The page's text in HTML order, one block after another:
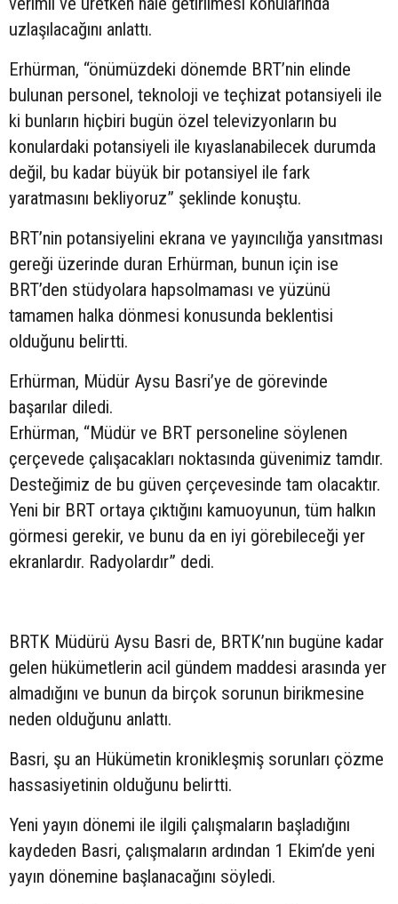
uzlaşılacağını anlattı.
Erhürman, “önümüzdeki dönemde BRT’nin elinde
bulunan personel, teknoloji ve teçhizat potansiyeli ile
ki bunların hiçbiri bugün özel televizyonların bu
konulardaki potansiyeli ile kıyaslanabilecek durumda
değil, bu kadar büyük bir potansiyel ile fark
yaratmasını bekliyoruz” şeklinde konuştu.
BRT’nin potansiyelini ekrana ve yayıncılığa yansıtması
gereği üzerinde duran Erhürman, bunun için ise
BRT’den stüdyolara hapsolmaması ve yüzünü
tamamen halka dönmesi konusunda beklentisi
olduğunu belirtti.
Erhürman, Müdür Aysu Basri’ye de görevinde
başarılar diledi.
Erhürman, “Müdür ve BRT personeline söylenen
çerçevede çalışacakları noktasında güvenimiz tamdır.
Desteğimiz de bu güven çerçevesinde tam olacaktır.
Yeni bir BRT ortaya çıktığını kamuoyunun, tüm halkın
görmesi gerekir, ve bunu da en iyi görebileceği yer
ekranlardır. Radyolardır” dedi.
BRTK Müdürü Aysu Basri de, BRTK’nın bugüne kadar
gelen hükümetlerin acil gündem maddesi arasında yer
almadığını ve bunun da birçok sorunun birikmesine
neden olduğunu anlattı.
Basri, şu an Hükümetin kronikleşmiş sorunları çözme
hassasiyetinin olduğunu belirtti.
Yeni yayın dönemi ile ilgili çalışmaların başladığını
kaydeden Basri, çalışmaların ardından 1 Ekim’de yeni
yayın dönemine başlanacağını söyledi.